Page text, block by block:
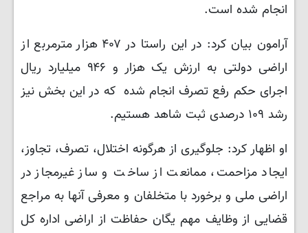
انجام شده است.
آرامون بیان کرد: در این راستا در ۴۰۷ هزار مترمربع از
اراضی دولتی به ارزش یک هزار و ۹۴۶ میلیارد ریال
اجرای حکم رفع تصرف انجام شده که در این بخش نیز
رشد ۱۰۹ درصدی ثبت شاهد هستیم.
او اظهار کرد: جلوگیری از هرگونه اختلال، تصرف، تجاوز،
ایجاد مزاحمت، ممانعت از ساخت و ساز غیرمجاز در
اراضی ملی و برخورد با متخلفان و معرفی آنها به مراجع
قضایی از وظایف مهم یگان حفاظت از اراضی اداره کل